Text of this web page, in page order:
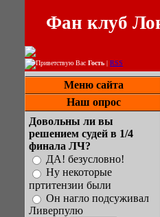
Фан клуб
Приветствую Вас Гость | RSS
Меню сайта
Наш опрос
Довольны ли вы
решением судей в 1/4
финала ЛЧ?
ДА! безусловно!
Ну некоторые
пртитензии были
Он нагло подсуживал
Ливерпулю